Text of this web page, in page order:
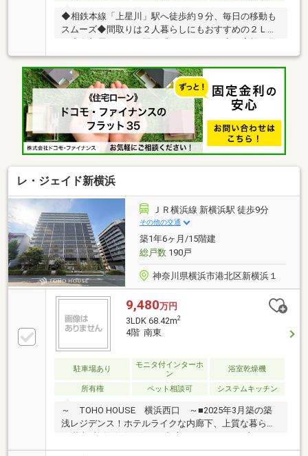
◆相鉄本線「上星川」駅へ徒歩約９分、毎日の移動も
スムーズ◆間取りは２人暮らしにもおすすめの２ＬＤ
Ｋ◆角部屋のため、開放感がございます◆ご家族が集
まるＬＤＫは約１５帖◆各洋室にクローゼットを備
え、居室がすっきり保てます◆２０２６年３月一部リ
フォーム完了、室内もきれいです【株式会社リビング
ライフ】創業35年の信頼で未公開情報多数のリビング
ライフがご紹介します。宅建士×FP×住宅ローンアドバ
イザーの資格を併せ持つ『ライフ・エキスパート・プ
ランナー』がお客様の老後も見据えたライフプランを
無料作成。お気軽にご相談下さい！☆物件のお問合せ
レ・ジェイド新横浜
ＪＲ横浜線 新横浜駅 徒歩9分
その他の交通
築1年6ヶ月/15階建
総戸数190戸
神奈川県横浜市港北区新横浜１
9,480万円
3LDK 68.42m2
4階 南東
駐車場あり
モニタ付インターホ
ン
浴室乾燥機
所有権 ペット相談可 システムキッチン
～ TOHO HOUSE 横浜西口 ～■2025年3月築の築
浅レジデンス！ホテルライクな内廊下、上質な暮らし
を満喫■複数路線を有し、都心へもアクセスの良い
「新横浜」駅徒歩9分の好立地■1階にスーパーを併